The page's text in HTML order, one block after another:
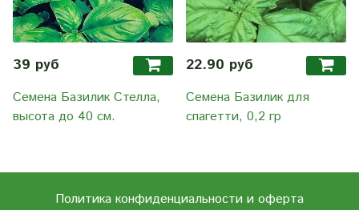
39 руб
Семена Базилик Стелла,
высота до 40 см.
22.90 руб
Семена Базилик для
спагетти, 0,2 гр
Политика конфиденциальности и оферта